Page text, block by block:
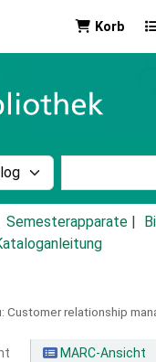
Korb
nach:
Semesterapparate
Customer relationship
MARC-Ansicht